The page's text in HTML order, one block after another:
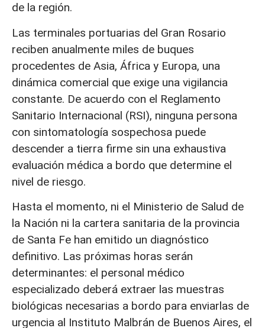
de la región.
Las terminales portuarias del Gran Rosario
reciben anualmente miles de buques
procedentes de Asia, África y Europa, una
dinámica comercial que exige una vigilancia
constante. De acuerdo con el Reglamento
Sanitario Internacional (RSI), ninguna persona
con sintomatología sospechosa puede
descender a tierra firme sin una exhaustiva
evaluación médica a bordo que determine el
nivel de riesgo.
Hasta el momento, ni el Ministerio de Salud de
la Nación ni la cartera sanitaria de la provincia
de Santa Fe han emitido un diagnóstico
definitivo. Las próximas horas serán
determinantes: el personal médico
especializado deberá extraer las muestras
biológicas necesarias a bordo para enviarlas de
urgencia al Instituto Malbrán de Buenos Aires, el